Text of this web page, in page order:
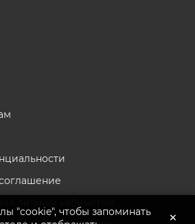
"cookie", чтобы запоминать
×